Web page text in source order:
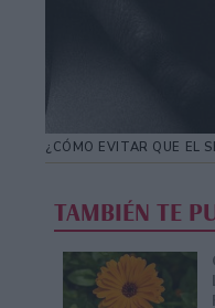
¿CÓMO EVITAR QUE EL
TAMBIÉN TE